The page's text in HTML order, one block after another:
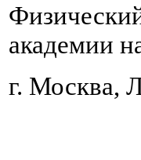
академии
г. Москва,